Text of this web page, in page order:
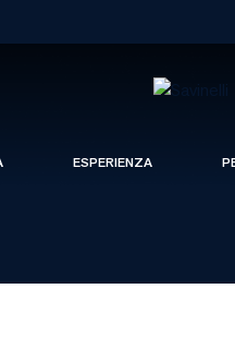
ESPERIENZA